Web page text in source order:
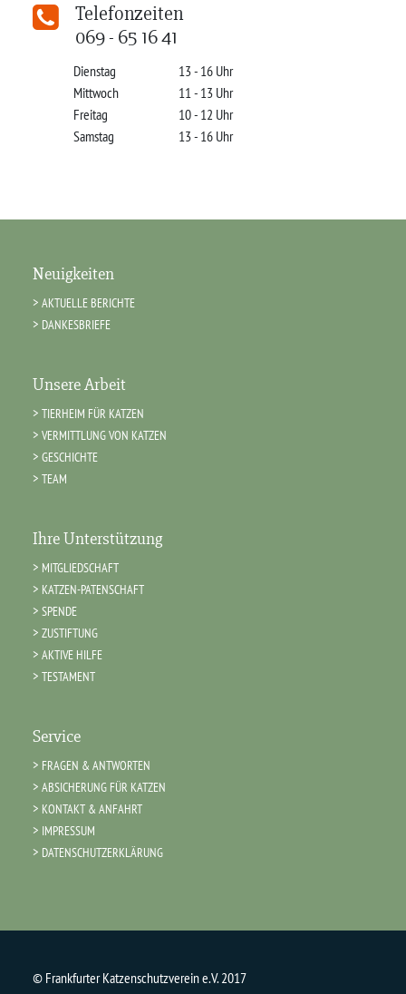
Telefonzeiten
069 - 65 16 41
Dienstag
13 - 16 Uhr
Mittwoch
11 - 13 Uhr
Freitag
10 - 12 Uhr
Samstag
13 - 16 Uhr
Neuigkeiten
AKTUELLE BERICHTE
DANKESBRIEFE
Unsere Arbeit
TIERHEIM FÜR KATZEN
VERMITTLUNG VON KATZEN
GESCHICHTE
TEAM
Ihre Unterstützung
MITGLIEDSCHAFT
KATZEN-PATENSCHAFT
SPENDE
ZUSTIFTUNG
AKTIVE HILFE
TESTAMENT
Service
FRAGEN & ANTWORTEN
ABSICHERUNG FÜR KATZEN
KONTAKT & ANFAHRT
IMPRESSUM
DATENSCHUTZERKLÄRUNG
© Frankfurter Katzenschutzverein e.V. 2017